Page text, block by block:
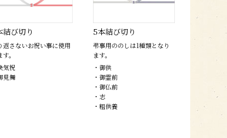
結び切り
返さないお祝い事に使用
。
気祝
見舞
5本結び切り
弔事用ののしは1種類となり
ます。
・御供
・御霊前
・御仏前
・志
・粗供養